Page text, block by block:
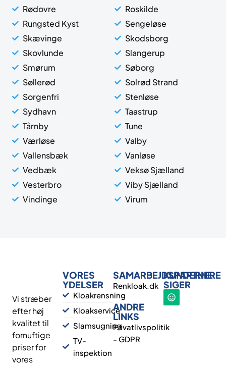
Rødovre
Roskilde
Rungsted Kyst
Sengeløse
Skævinge
Skodsborg
Skovlunde
Slangerup
Smørum
Søborg
Søllerød
Solrød Strand
Sorgenfri
Stenløse
Sydhavn
Taastrup
Tårnby
Tune
Værløse
Valby
Vallensbæk
Vanløse
Vedbæk
Veksø Sjælland
Vesterbro
Viby Sjælland
Vindinge
Virum
Vi stræber
efter høj
kvalitet til
fornuftige
priser for
vores
VORES
YDELSER
Kloakrensning
Kloakservice
Slamsugning
TV-
inspektion
SAMARBEJDSPARTNERE
Renkloak.dk
ANDRE
LINKS
Privatlivspolitik
- GDPR
KUNDERNE
SIGER